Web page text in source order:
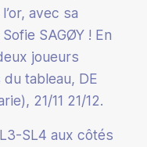
avec sa
SAGØY ! En
joueurs
tableau, DE
21/11 21/12.
SL4 aux côtés